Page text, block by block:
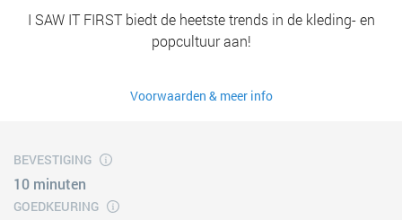
I SAW IT FIRST biedt de heetste trends in de kleding- en
popcultuur aan!
Voorwaarden & meer info
BEVESTIGING
10 minuten
GOEDKEURING